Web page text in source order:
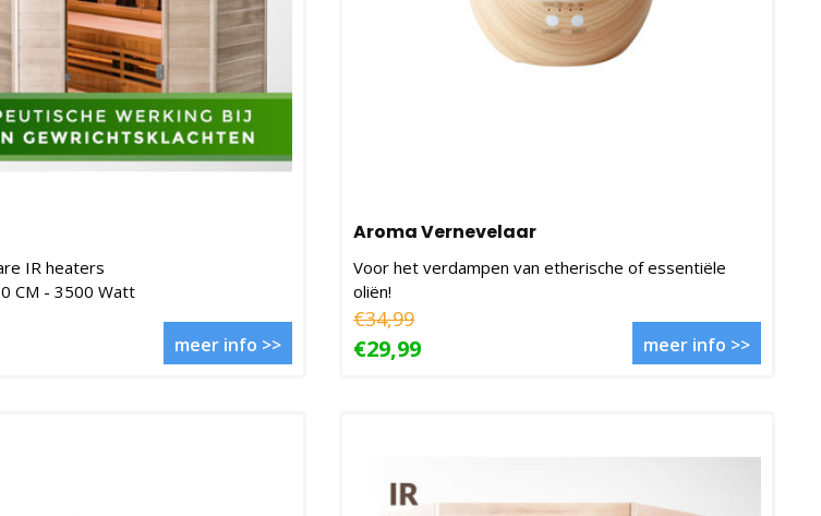
IR heaters
CM - 3500 Watt
meer info >>
Aroma Vernevelaar
Voor het verdampen van etherische of essentiële
oliën!
€34,99
€29,99 meer info >>